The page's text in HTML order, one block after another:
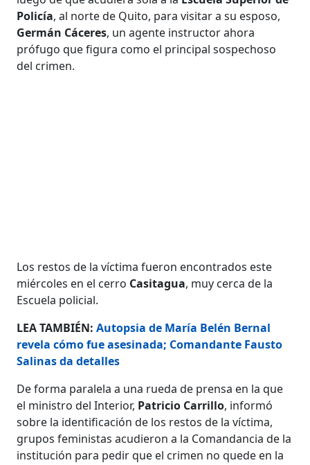
Policía, al norte de Quito, para visitar a su esposo,
Germán Cáceres, un agente instructor ahora
prófugo que figura como el principal sospechoso
del crimen.
Los restos de la víctima fueron encontrados este
miércoles en el cerro Casitagua, muy cerca de la
Escuela policial.
LEA TAMBIÉN: Autopsia de María Belén Bernal
revela cómo fue asesinada; Comandante Fausto
Salinas da detalles
De forma paralela a una rueda de prensa en la que
el ministro del Interior, Patricio Carrillo, informó
sobre la identificación de los restos de la víctima,
grupos feministas acudieron a la Comandancia de la
institución para pedir que el crimen no quede en la